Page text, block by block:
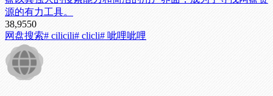
源的有力工具。
38,9550
网盘搜索# cilicili# clicli# 呲哩呲哩